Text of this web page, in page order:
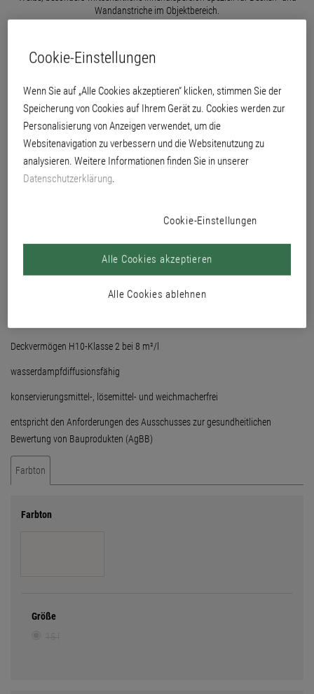
Wandanstriche im Objektbereich.
Deckvermögen H10-Klasse 2 bei 8 m²/l
wasserdampfdiffusionsfähig
konservierungsmittel-, lösemittel- und weichmacherfrei
entspricht den Anforderungen des Ausschusses zur gesundheitlichen
Bewertung von Bauprodukten (AgBB)
Farbton
Farbton
Größe
Cookie-Einstellungen
Wenn Sie auf „Alle Cookies akzeptieren“ klicken, stimmen Sie der
Speicherung von Cookies auf Ihrem Gerät zu. Cookies werden zur
Personalisierung von Anzeigen verwendet, um die
Websitenavigation zu verbessern und die Websitenutzung zu
analysieren. Weitere Informationen finden Sie in unserer
Datenschutzerklärung.
Cookie-Einstellungen
Alle Cookies ablehnen
Alle Cookies akzeptieren